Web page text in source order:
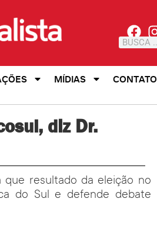
MÍDIAS CONTATO
diz Dr.
que resultado da eleição no
do Sul e defende debate